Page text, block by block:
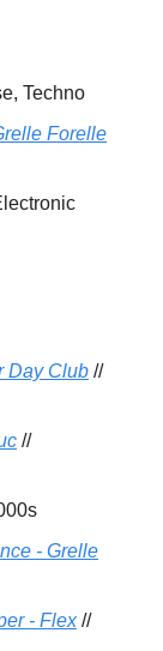
Techno
Forelle
Day Club //
//
- Grelle
- Flex//